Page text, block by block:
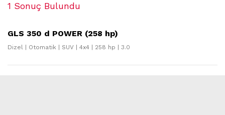
1 Sonuç Bulundu
GLS 350 d POWER (258 hp)
Dizel | Otomatik | SUV | 4x4 | 258 hp | 3.0